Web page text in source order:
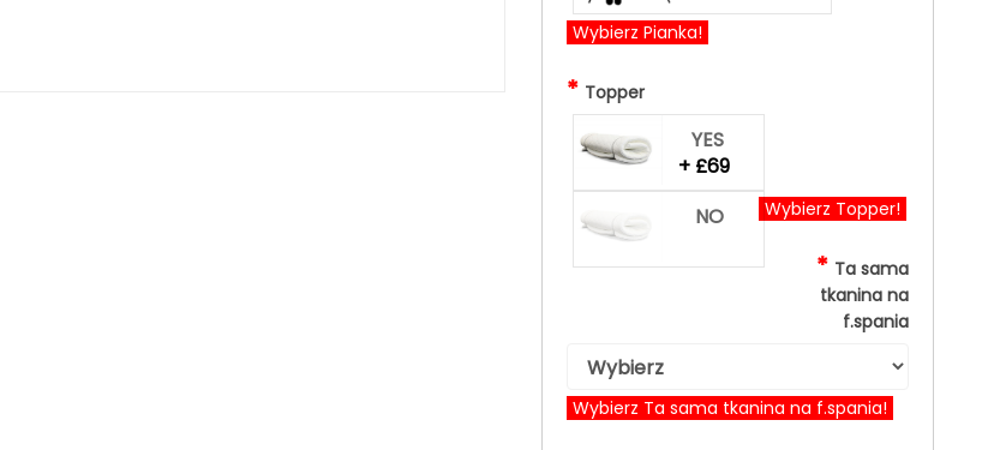
Wybierz Pianka!
* Topper
YES
+ £69
NO
Wybierz Topper!
* Ta sama
tkanina na
f.spania
Wybierz Ta sama tkanina na f.spania!